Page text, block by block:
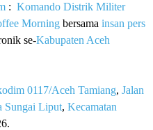
: Komando Distrik Militer
Morning bersama insan pers
se-Kabupaten Aceh
0117/Aceh Tamiang, Jalan
Sungai Liput, Kecamatan